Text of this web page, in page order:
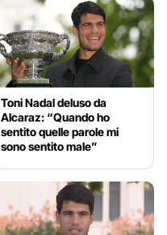
Toni Nadal deluso da
Alcaraz: “Quando ho
sentito quelle parole mi
sono sentito male”